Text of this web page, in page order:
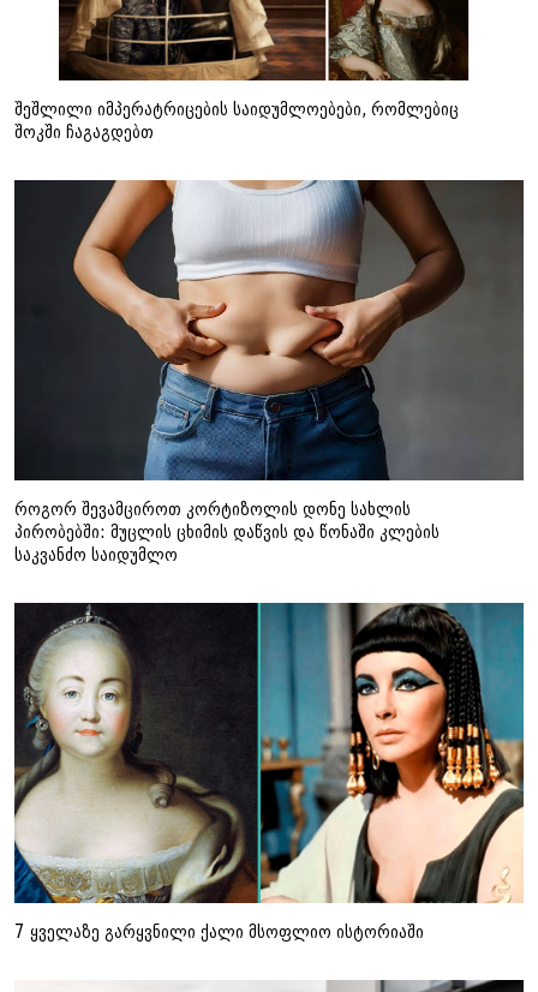
შეშლილი იმპერატრიცების საიდუმლოებები, რომლებიც
შოკში ჩაგაგდებთ
როგორ შევამციროთ კორტიზოლის დონე სახლის
პირობებში: მუცლის ცხიმის დაწვის და წონაში კლების
საკვანძო საიდუმლო
7 ყველაზე გარყვნილი ქალი მსოფლიო ისტორიაში